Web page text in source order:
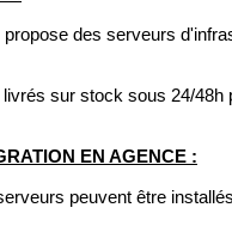
des serveurs
sur stock sous 24/
EN AGENCE :
peuvent être